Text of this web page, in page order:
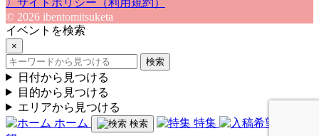
© 2026 ibentomitsuketa
イベントを検索
×
検索
日付から見つける
目的から見つける
エリアから見つける
ホーム
検索 特集